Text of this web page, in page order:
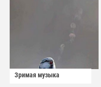
Зримая музыка